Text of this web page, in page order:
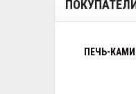
ПЕЧЬ-КАМИН